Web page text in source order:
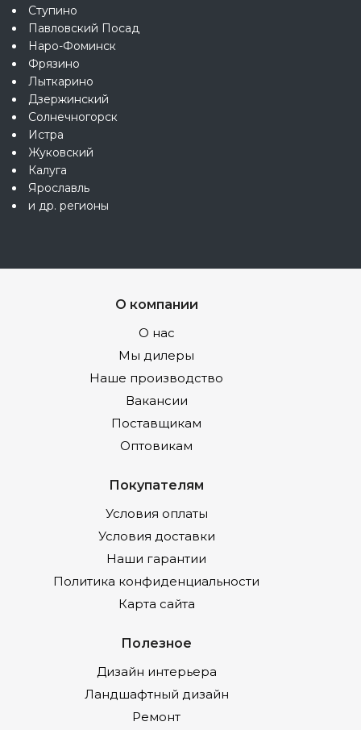
Ступино
Павловский Посад
Наро-Фоминск
Фрязино
Лыткарино
Дзержинский
Солнечногорск
Истра
Жуковский
Калуга
Ярославль
и др. регионы
О компании
О нас
Мы дилеры
Наше производство
Вакансии
Поставщикам
Оптовикам
Покупателям
Условия оплаты
Условия доставки
Наши гарантии
Политика конфиденциальности
Карта сайта
Полезное
Дизайн интерьера
Ландшафтный дизайн
Ремонт